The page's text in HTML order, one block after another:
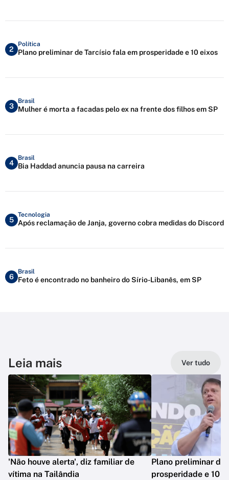
2
Política
Plano preliminar de Tarcísio fala em prosperidade e 10 eixos
3
Brasil
Mulher é morta a facadas pelo ex na frente dos filhos em SP
4
Brasil
Bia Haddad anuncia pausa na carreira
5
Tecnologia
Após reclamação de Janja, governo cobra medidas do Discord
6
Brasil
Feto é encontrado no banheiro do Sírio-Libanês, em SP
Leia mais Ver tudo
'Não houve alerta', diz familiar de
vítima na Tailândia
Plano preliminar de
prosperidade e 10